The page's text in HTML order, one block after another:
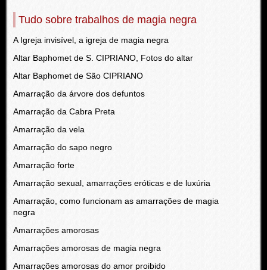
Tudo sobre trabalhos de magia negra
A Igreja invisível, a igreja de magia negra
Altar Baphomet de S. CIPRIANO, Fotos do altar
Altar Baphomet de São CIPRIANO
Amarração da árvore dos defuntos
Amarração da Cabra Preta
Amarração da vela
Amarração do sapo negro
Amarração forte
Amarração sexual, amarrações eróticas e de luxúria
Amarração, como funcionam as amarrações de magia
negra
Amarrações amorosas
Amarrações amorosas de magia negra
Amarrações amorosas do amor proibido